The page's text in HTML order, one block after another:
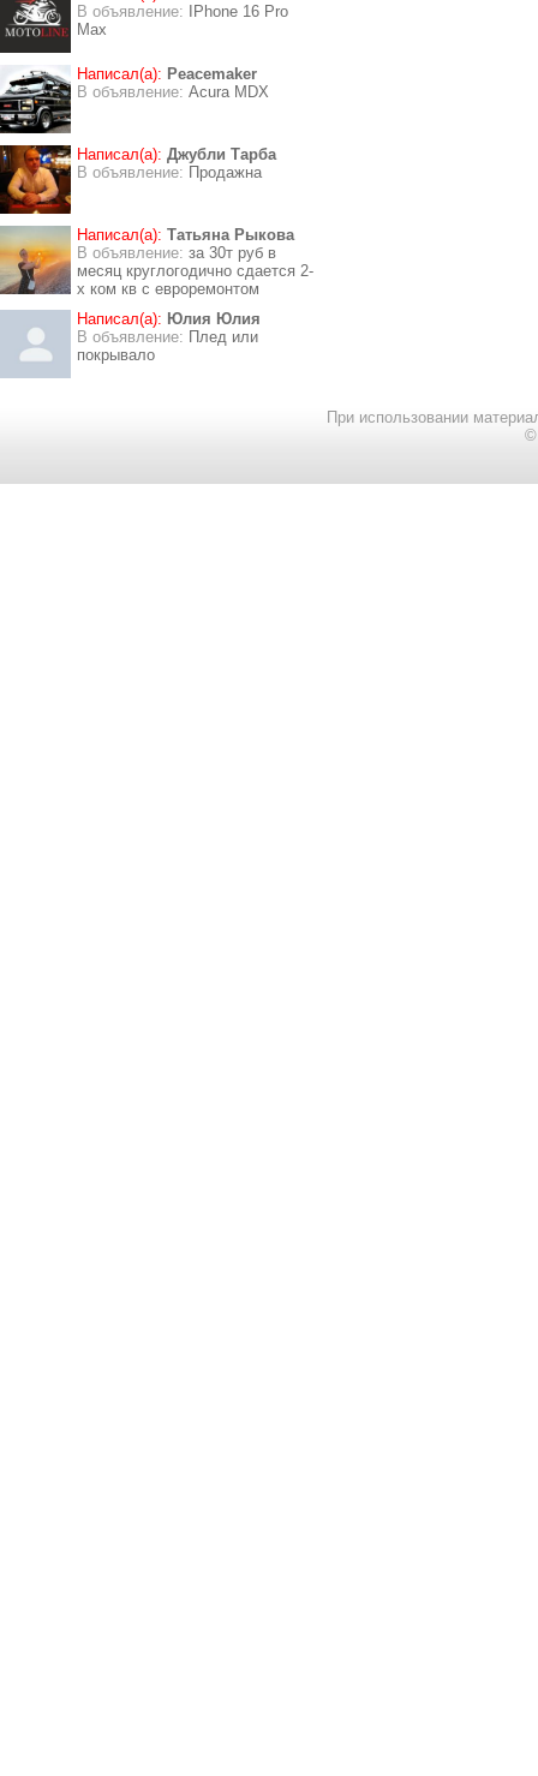
В объявление:
IPhone 16 Pro
Max
Написал(а): Peacemaker
В объявление: Acura MDX
Написал(а): Джубли Тарба
В объявление: Продажна
Написал(а): Татьяна Рыкова
В объявление: за 30т руб в
месяц круглогодично сдается 2-
х ком кв с евроремонтом
Написал(а): Юлия Юлия
В объявление: Плед или
покрывало
При использовании